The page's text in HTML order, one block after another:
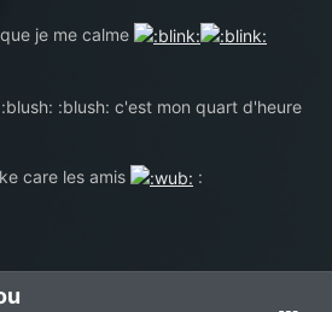
je me calme
:blush: c'est mon quart d'heure
care les amis :